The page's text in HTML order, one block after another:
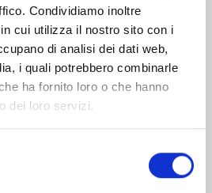
Condividiamo inoltre
cui utilizza il nostro sito con i
di analisi dei dati web,
i quali potrebbero combinarle
ha fornito loro o che hanno
dei loro servizi.